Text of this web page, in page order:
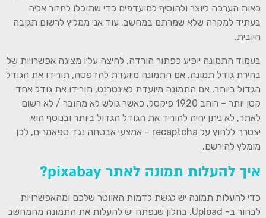
כאות הערכה ליוצר ולהוסיף למועדפים כדי שתוכלו לחזור אליה
בעתיד למקרה שלא שמרתם במחשב. עוד אני ממליץ לרשום תגובה
חיובית.
בעמוד התמונה יופיע כפתור הורדה, לחיצה עליו מציגה אפשרויות של
בחירת גודל תמונה. אם התמונה מיועדת להדפסה, תורידו את הגודל
הגדול ביותר, אם התמונה מיועדת לאינטרנט, תורידו את גודל אחד
קטן יותר – רוחב 1920 פיקסל. כאשר גולש לא מחובר / לא רשום
לאתר, לא ניתן יהיה להוריד את הגודל הגדול ביותר ובנוסף הוא
יצטרך ללחוץ על recaptcha – אמצעי אבטחה נגד ספאמרים, לכן
מומלץ להירשם.
איך להעלות תמונה לאתר pixabay?
כדי להעלות תמונה יש לגשת לדמות האווטר שלכם ומהאפשרויות
לבחור ב- Upload. בחלון שנפתח יש להעלות את התמונה מהמחשב